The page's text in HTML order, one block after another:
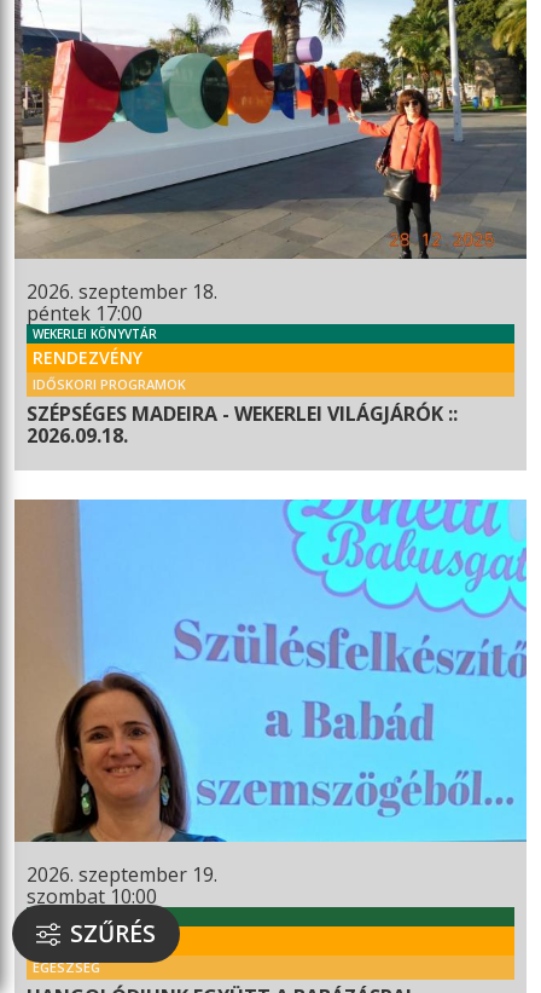
2026. szeptember 18.
péntek 17:00
WEKERLEI KÖNYVTÁR
RENDEZVÉNY
IDŐSKORI PROGRAMOK
SZÉPSÉGES MADEIRA - WEKERLEI VILÁGJÁRÓK ::
2026.09.18.
2026. szeptember 19.
szombat 10:00
WEKERLEI KULTÚRHÁZ
RENDEZVÉNY
EGÉSZSÉG
SZŰRÉS